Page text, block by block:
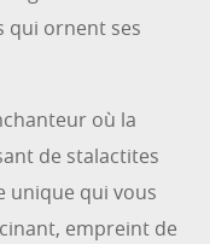
qui ornent ses
où la
de stalactites
unique qui vous
empreint de